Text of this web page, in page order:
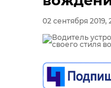
02 сентября 2019,